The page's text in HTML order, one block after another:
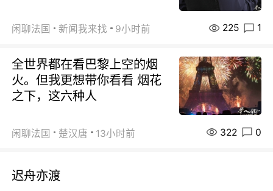
闲聊法国 新闻我来找 9小时前 225 1
全世界都在看巴黎上空的烟
火。但我更想带你看看 烟花
之下，这六种人
闲聊法国 楚汉唐 13小时前 322 0
迟舟亦渡